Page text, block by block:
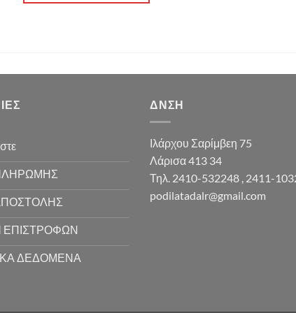
ΕΠΙΣΤΡΟΦΩΝ
ΔΕΔΟΜΕΝΑ
ΔΝΣΗ
Ιλάρχου Σαρίμβεη 75
Λάρισα 413 34
Τηλ. 2410-532248 , 2411-
podilatadalr@gmail.com